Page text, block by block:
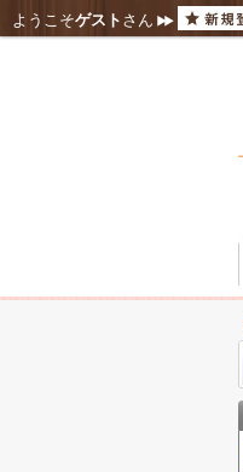
ようこそゲスト さん